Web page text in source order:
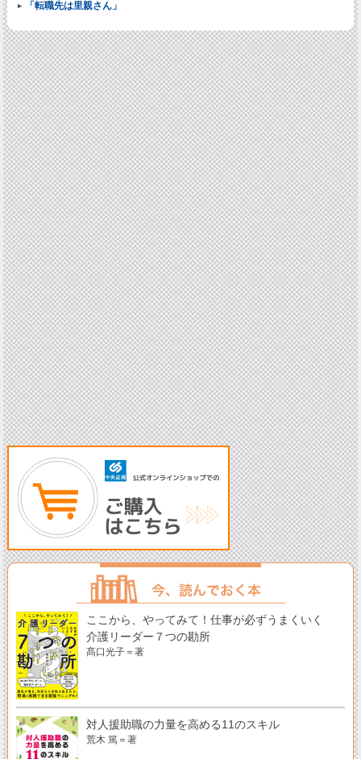
「転職先は里親さん」
ここから、やってみて！仕事が必ずうまくいく
介護リーダー７つの勘所
髙口光子＝著
対人援助職の力量を高める11のスキル
荒木 篤＝著